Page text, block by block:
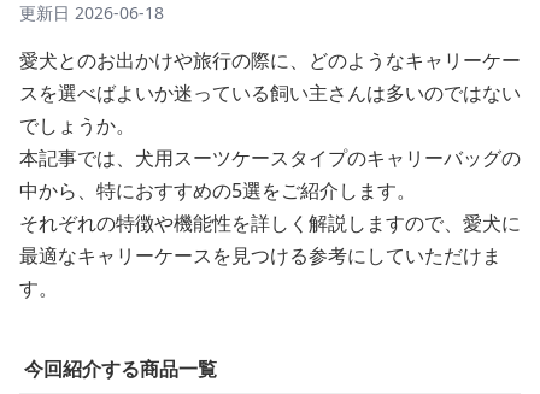
更新日 2026-06-18
愛犬とのお出かけや旅行の際に、どのようなキャリーケー
スを選べばよいか迷っている飼い主さんは多いのではない
でしょうか。
本記事では、犬用スーツケースタイプのキャリーバッグの
中から、特におすすめの5選をご紹介します。
それぞれの特徴や機能性を詳しく解説しますので、愛犬に
最適なキャリーケースを見つける参考にしていただけま
す。
今回紹介する商品一覧